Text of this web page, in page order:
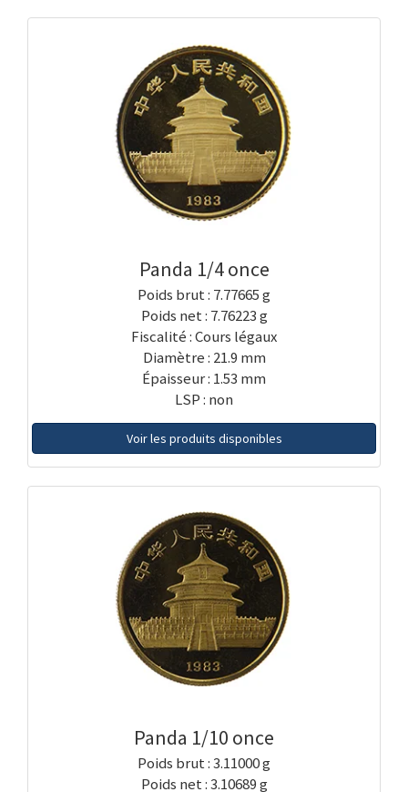
Panda 1/4 once
Poids brut : 7.77665 g
Poids net : 7.76223 g
Fiscalité : Cours légaux
Diamètre : 21.9 mm
Épaisseur : 1.53 mm
LSP : non
Voir les produits disponibles
Panda 1/10 once
Poids brut : 3.11000 g
Poids net : 3.10689 g